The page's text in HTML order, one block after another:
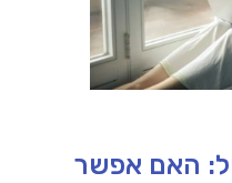
האם אפשר